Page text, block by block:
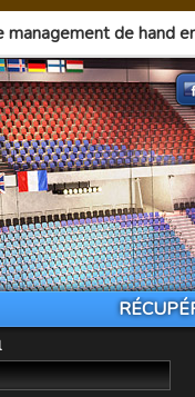
management de hand